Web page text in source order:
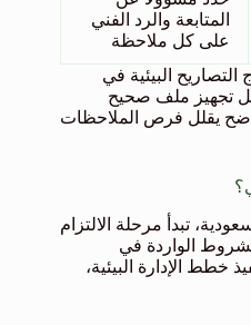
المتابعة والرد الفني
على كل ملاحظة
البيئية في
بل تجهيز ملف صحيح
يقلل فرص الملاحظات
تبدأ مرحلة الالتزام
الواردة في
خطط الإدارة البيئية،